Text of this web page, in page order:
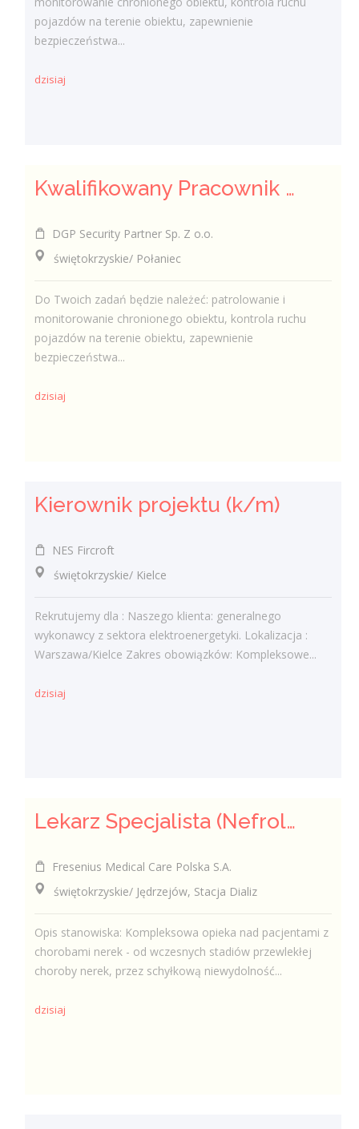
pojazdów na terenie obiektu, zapewnienie
bezpieczeństwa...
dzisiaj
Kwalifikowany Pracownik / Kwalifikowana Pracowniczka Ochrony
DGP Security Partner Sp. Z o.o.
świętokrzyskie/ Połaniec
Do Twoich zadań będzie należeć: patrolowanie i
monitorowanie chronionego obiektu, kontrola ruchu
pojazdów na terenie obiektu, zapewnienie
bezpieczeństwa...
dzisiaj
Kierownik projektu (k/m)
NES Fircroft
świętokrzyskie/ Kielce
Rekrutujemy dla : Naszego klienta: generalnego
wykonawcy z sektora elektroenergetyki. Lokalizacja :
Warszawa/Kielce Zakres obowiązków: Kompleksowe...
dzisiaj
Lekarz Specjalista (Nefrolog / Internista) (K/M/N)
Fresenius Medical Care Polska S.A.
świętokrzyskie/ Jędrzejów, Stacja Dializ
Opis stanowiska: Kompleksowa opieka nad pacjentami z
chorobami nerek - od wczesnych stadiów przewlekłej
choroby nerek, przez schyłkową niewydolność...
dzisiaj